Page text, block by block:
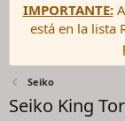
IMPORTANTE:
está en la lista
Seiko
Seiko King